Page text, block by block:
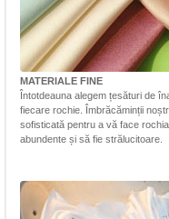
MATERIALE FINE
Întotdeauna alegem țesături de
fiecare rochie. Îmbrăcăminții
sofisticată pentru a vă face
abundente și să fie strălucitoare.